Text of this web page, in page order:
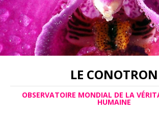
LE CONOTRON
OBSERVATOIRE MONDIAL DE LA
HUMAINE